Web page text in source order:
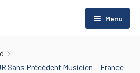
Menu
Sans Précédent Musicien _ France